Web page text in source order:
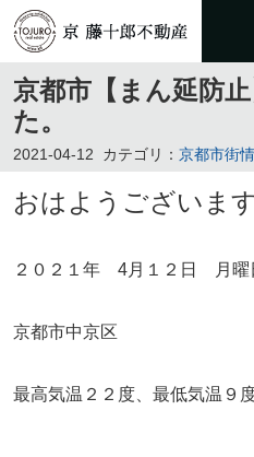
京都市【まん延防
た。
2021-04-12 カテゴリ： 京都市街
おはようございます
２０２１年 4月１２日 月曜
京都市中京区
最高気温２２度、最低気温９